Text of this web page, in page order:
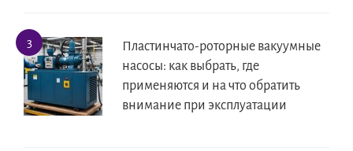
Пластинчато-роторные вакуумные
насосы: как выбрать, где
применяются и на что обратить
внимание при эксплуатации